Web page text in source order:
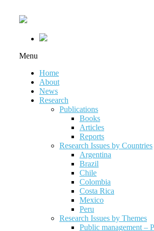
Menu
Home
About
News
Research
Publications
Books
Articles
Reports
Research Issues by Countries
Argentina
Brazil
Chile
Colombia
Costa Rica
Mexico
Peru
Research Issues by Themes
Public management –